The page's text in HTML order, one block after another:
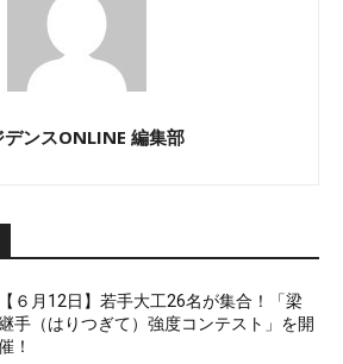
デンスONLINE 編集部
【６月12日】若手大工26名が集合！「梁
手（はりつぎて）強度コンテスト」を開
！